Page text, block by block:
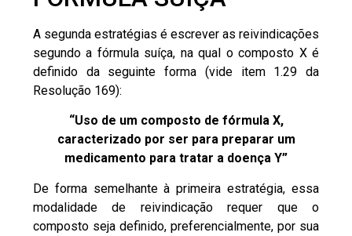
A segunda estratégias é escrever as reivindicações
segundo a fórmula suíça, na qual o composto X é
definido da seguinte forma (vide item 1.29 da
Resolução 169):
“Uso de um composto de fórmula X,
caracterizado por ser para preparar um
medicamento para tratar a doença Y”
De forma semelhante à primeira estratégia, essa
modalidade de reivindicação requer que o
composto seja definido, preferencialmente, por sua